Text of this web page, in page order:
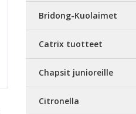
Bridong-Kuolaimet
Catrix tuotteet
Chapsit junioreille
Citronella